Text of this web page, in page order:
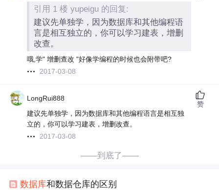
引用 1 楼 yupeigu 的回复:
建议先单独学，因为数据库和其他编程语
言是相互独立的，你可以学习建表，增删
改查。
哦,学" 增删查改 "好像学编程的时候也会附带吧?
2017-03-08
LongRui888
建议先单独学，因为数据库和其他编程语言是相互独
立的，你可以学习建表，增删改查。
2017-03-08
赞
——到底了——
数据库和数据仓库的区别